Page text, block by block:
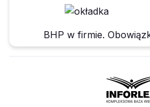
BHP w firmie.